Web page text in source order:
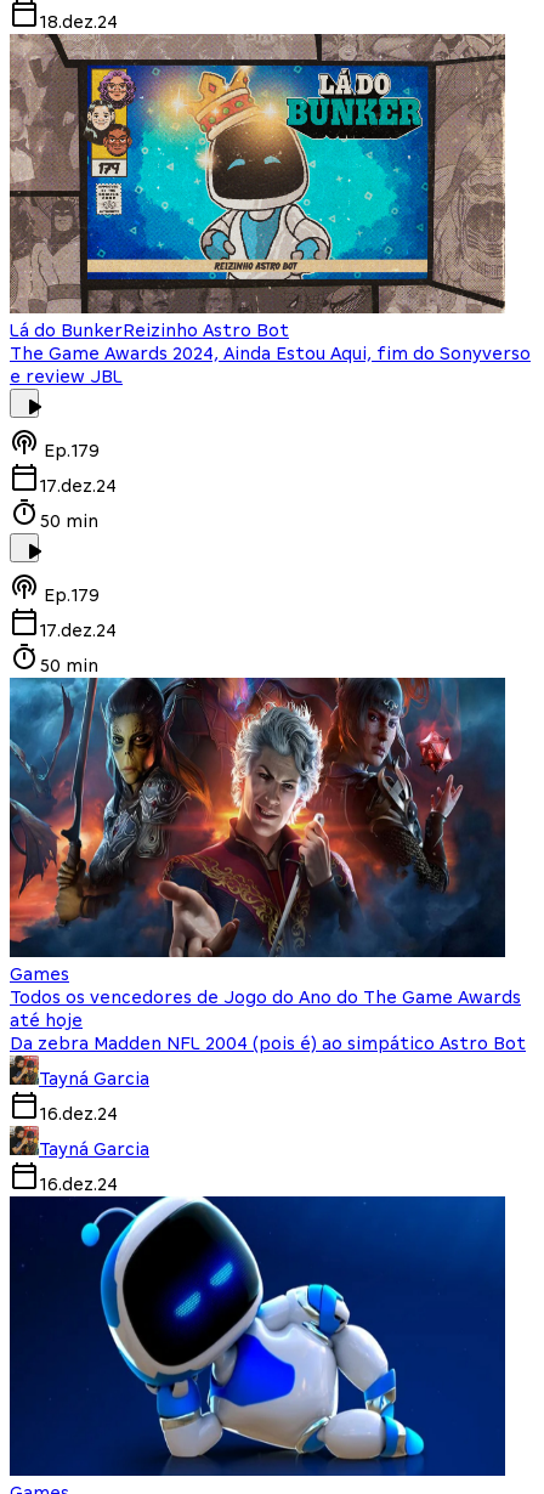
18.dez.24
Lá do BunkerReizinho Astro Bot
The Game Awards 2024, Ainda Estou Aqui, fim do Sonyverso
e review JBL
Ep.179
17.dez.24
50 min
Ep.179
17.dez.24
50 min
Games
Todos os vencedores de Jogo do Ano do The Game Awards
até hoje
Da zebra Madden NFL 2004 (pois é) ao simpático Astro Bot
Tayná Garcia
16.dez.24
Tayná Garcia
16.dez.24